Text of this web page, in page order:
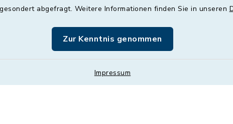
abgefragt. Weitere Informationen finden Sie in unseren
Zur Kenntnis genommen
Impressum
09:00 - 12:00 und
Freitag
09:00 - 12:00 Uhr